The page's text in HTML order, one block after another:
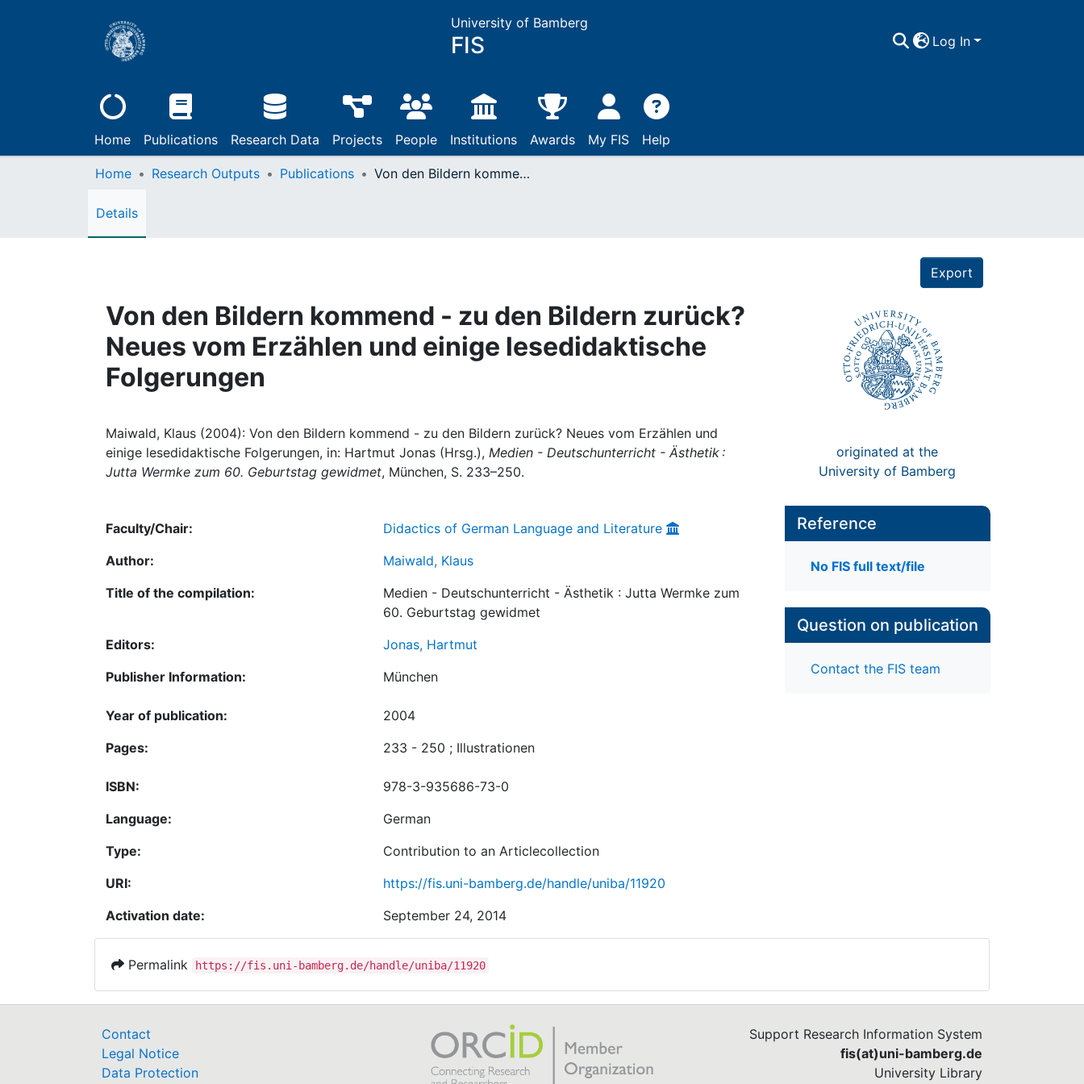
University of Bamberg
FIS Log In
Home Publications Research Data Projects People Institutions Awards My FIS Help
Home Research Outputs Publications Von den Bildern kommend - zu den Bildern zurück? Neues vom Erzählen und einige lesedidaktische Folgerungen
Details
Export
Von den Bildern kommend - zu den Bildern zurück?
Neues vom Erzählen und einige lesedidaktische
Folgerungen
Maiwald, Klaus (2004): Von den Bildern kommend - zu den Bildern zurück? Neues vom Erzählen und
einige lesedidaktische Folgerungen, in: Hartmut Jonas (Hrsg.), Medien - Deutschunterricht - Ästhetik :
Jutta Wermke zum 60. Geburtstag gewidmet, München, S. 233–250.
originated at the
University of Bamberg
Faculty/Chair:
Didactics of German Language and Literature
Author:
Maiwald, Klaus
Title of the compilation:
Medien - Deutschunterricht - Ästhetik : Jutta Wermke zum
60. Geburtstag gewidmet
Editors:
Jonas, Hartmut
Publisher Information:
München
Year of publication:
2004
Pages:
233 - 250 ; Illustrationen
ISBN:
978-3-935686-73-0
Language:
German
Type:
Contribution to an Articlecollection
URI:
https://fis.uni-bamberg.de/handle/uniba/11920
Activation date:
September 24, 2014
Reference
No FIS full text/file
Question on publication
Contact the FIS team
Permalink https://fis.uni-bamberg.de/handle/uniba/11920
Contact
Legal Notice
Data Protection
Support Research Information System
fis(at)uni-bamberg.de
University Library